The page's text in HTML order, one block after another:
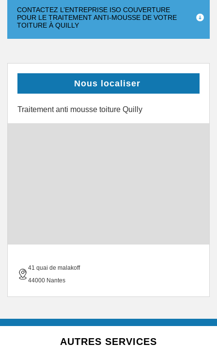
CONTACTEZ L’ENTREPRISE ISO COUVERTURE
POUR LE TRAITEMENT ANTI-MOUSSE DE VOTRE
TOITURE À QUILLY
Nous localiser
Traitement anti mousse toiture Quilly
41 quai de malakoff
44000 Nantes
AUTRES SERVICES